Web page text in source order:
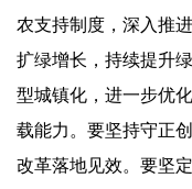
农支持制度，深入推
扩绿增长，持续提升
型城镇化，进一步优
载能力。要坚持守正
改革落地见效。要坚